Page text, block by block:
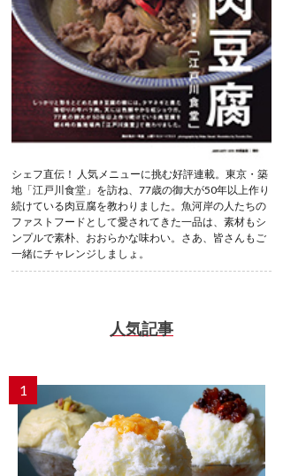
シェフ直伝！ 人気メニューに挑む好評連載。東京・築
地「江戸川食堂」を訪ね、77歳の御大が50年以上作り
続けている肉豆腐を教わりました。魚河岸の人たちの
ファストフードとして愛されてきた一品は、素材もシ
ンプルで素朴、おおらかな味わい。さあ、皆さんもご
一緒にチャレンジしましょ。
人気記事
1